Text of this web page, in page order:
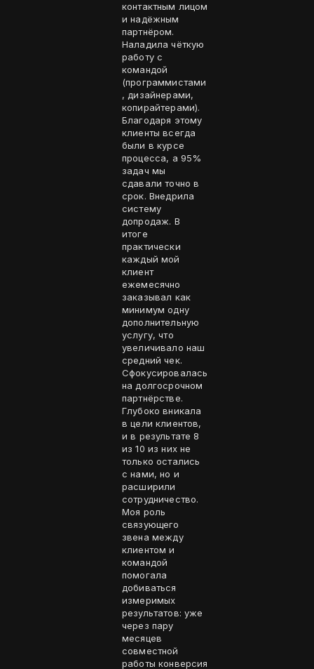
контактным лицом
и надёжным
партнёром.
Наладила чёткую
работу с
командой
(программистами
, дизайнерами,
копирайтерами).
Благодаря этому
клиенты всегда
были в курсе
процесса, а 95%
задач мы
сдавали точно в
срок. Внедрила
систему
допродаж. В
итоге
практически
каждый мой
клиент
ежемесячно
заказывал как
минимум одну
дополнительную
услугу, что
увеличивало наш
средний чек.
Сфокусировалась
на долгосрочном
партнёрстве.
Глубоко вникала
в цели клиентов,
и в результате 8
из 10 из них не
только остались
с нами, но и
расширили
сотрудничество.
Моя роль
связующего
звена между
клиентом и
командой
помогала
добиваться
измеримых
результатов: уже
через пару
месяцев
совместной
работы конверсия